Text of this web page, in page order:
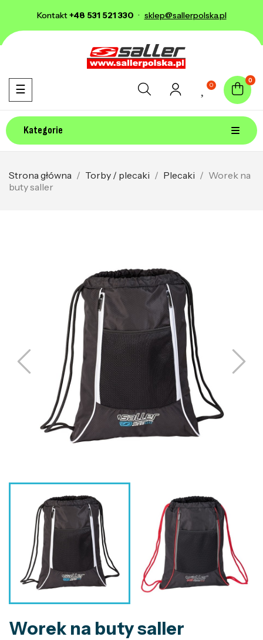
Kontakt+48 531 521 330 · sklep@sallerpolska.pl
0
0
Kategorie
Toggle navigation
☰
Strona główna Torby / plecaki Plecaki
Worek na
buty saller
Worek na buty saller